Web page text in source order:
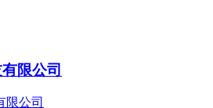
限公司